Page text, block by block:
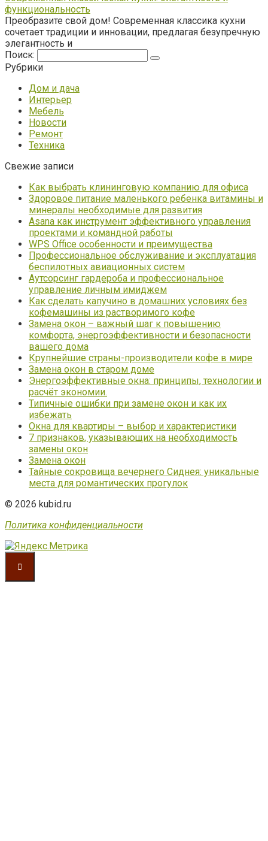
функциональность
Преобразите свой дом! Современная классика кухни
сочетает традиции и инновации, предлагая безупречную
элегантность и
Поиск:
Рубрики
Дом и дача
Интерьер
Мебель
Новости
Ремонт
Техника
Свежие записи
Как выбрать клининговую компанию для офиса
Здоровое питание маленького ребенка витамины и
минералы необходимые для развития
Asana как инструмент эффективного управления
проектами и командной работы
WPS Office особенности и преимущества
Профессиональное обслуживание и эксплуатация
беспилотных авиационных систем
Аутсорсинг гардероба и профессиональное
управление личным имиджем
Как сделать капучино в домашних условиях без
кофемашины из растворимого кофе
Замена окон – важный шаг к повышению
комфорта, энергоэффективности и безопасности
вашего дома
Крупнейшие страны-производители кофе в мире
Замена окон в старом доме
Энергоэффективные окна: принципы, технологии и
расчёт экономии.
Типичные ошибки при замене окон и как их
избежать
Окна для квартиры – выбор и характеристики
7 признаков, указывающих на необходимость
замены окон
Замена окон
Тайные сокровища вечернего Сиднея: уникальные
места для романтических прогулок
© 2026 kubid.ru
Политика конфиденциальности